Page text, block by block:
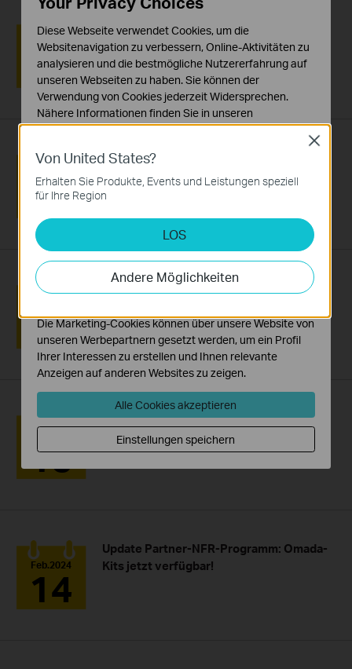
Oct.2024
09
Neues Upgrade! KE100 wird zum ersten
Matter-zertifizierten intelligenten
Heizkörperthermostatventil von TP-Link
06
VIGI by TP-Link stellt sein kostenloses*
Cloud-basiertes Video-Management-
System vor - VIGI Cloud VMS
29
TP-Link schließt Umstrukturierung
Global Inc. nun im kalifornischen Irvine
15
Zukunftssichere 2.5G Multi-Gigabit-
Lösungen
Feb.2024
14
Update Partner-NFR-Programm: Omada-
Kits jetzt verfügbar!
Von United States?
Erhalten Sie Produkte, Events und Leistungen speziell
für Ihre Region
LOS
Andere Möglichkeiten
Close
Diese Webseite verwendet Cookies, um die
Websitenavigation zu verbessern, Online-Aktivitäten zu
analysieren und die bestmögliche Nutzererfahrung auf
unseren Webseiten zu haben. Sie können der
Verwendung von Cookies jederzeit Widersprechen.
Nähere Informationen finden Sie in unseren
Datenschutzhinweisen.
Notwendige Cookies
erforderlich und können in Ihren Systemen nicht
Analyse- und Marketing-Cookies
Analyse-Cookies ermöglichen es uns, Ihre Aktivitäten
auf unserer Website zu analysieren, um die
Funktionsweise unserer Website zu verbessern und
Die Marketing-Cookies können über unsere Website von
unseren Werbepartnern gesetzt werden, um ein Profil
Ihrer Interessen zu erstellen und Ihnen relevante
Anzeigen auf anderen Websites zu zeigen.
Alle Cookies akzeptieren
Einstellungen speichern